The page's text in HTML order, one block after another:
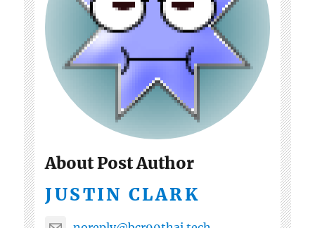
About Post Author
JUSTIN CLARK